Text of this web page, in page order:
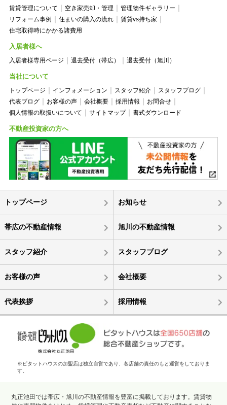
賃貸管理について 空き家売却・管理
管理物件ギャラリー
リフォーム事例
住まいの購入の流れ
賃貸vs持ち家
住宅取得時にかかる諸費用
入居者様へ
入居者様専用ページ 退去受付（帯広） 退去受付（旭川）
当社について
トップページ インフォメーション スタッフ紹介
スタッフブログ
代表ブログ
お客様の声 会社概要 採用情報
お問合せ
個人情報の取扱いについて
サイトマップ 書式ダウンロード
不動産投資家の方へ
トップページ お知らせ
帯広の不動産情報 旭川の不動産情報
スタッフ紹介 スタッフブログ
お客様の声 会社概要
代表挨拶 採用情報
※ピタットハウスの加盟店は独立自営であり、各店舗の責任のもと運営をしておりま
す。
丸正池田では帯広・旭川の不動産情報を豊富に掲載しております。賃貸物